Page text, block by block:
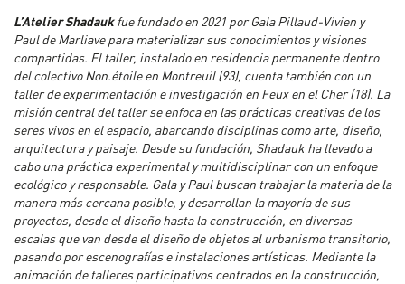
L’Atelier Shadaukfue fundado en 2021 por Gala Pillaud-Vivien y
Paul de Marliave para materializar sus conocimientos y visiones
compartidas. El taller, instalado en residencia permanente dentro
del colectivo Non.étoile en Montreuil (93), cuenta también con un
taller de experimentación e investigación en Feux en el Cher (18). La
misión central del taller se enfoca en las prácticas creativas de los
seres vivos en el espacio, abarcando disciplinas como arte, diseño,
arquitectura y paisaje. Desde su fundación, Shadauk ha llevado a
cabo una práctica experimental y multidisciplinar con un enfoque
ecológico y responsable. Gala y Paul buscan trabajar la materia de la
manera más cercana posible, y desarrollan la mayoría de sus
proyectos, desde el diseño hasta la construcción, en diversas
escalas que van desde el diseño de objetos al urbanismo transitorio,
pasando por escenografías e instalaciones artísticas. Mediante la
animación de talleres participativos centrados en la construcción,